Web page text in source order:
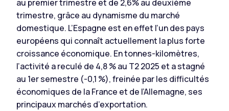
au premier trimestre et de 2,6% au deuxième
trimestre, grâce au dynamisme du marché
domestique. L’Espagne est en effet l’un des pays
européens qui connaît actuellement la plus forte
croissance économique. En tonnes-kilomètres,
l’activité a reculé de 4,8 % au T2 2025 et a stagné
au 1er semestre (-0,1 %), freinée par les difficultés
économiques de la France et de l’Allemagne, ses
principaux marchés d’exportation.